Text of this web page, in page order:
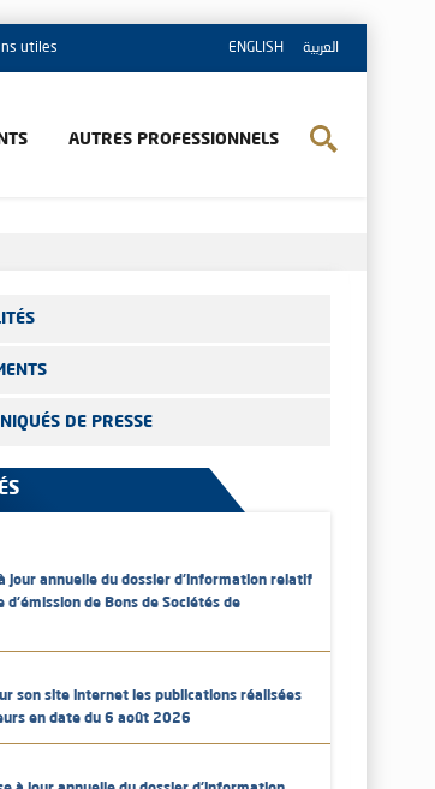
ENGLISH العربية utiles
AUTRES PROFESSIONNELS
DE PRESSE
jour annuelle du dossier d’information relatif
d'émission de Bons de Sociétés de
son site internet les publications réalisées
en date du 6 août 2026